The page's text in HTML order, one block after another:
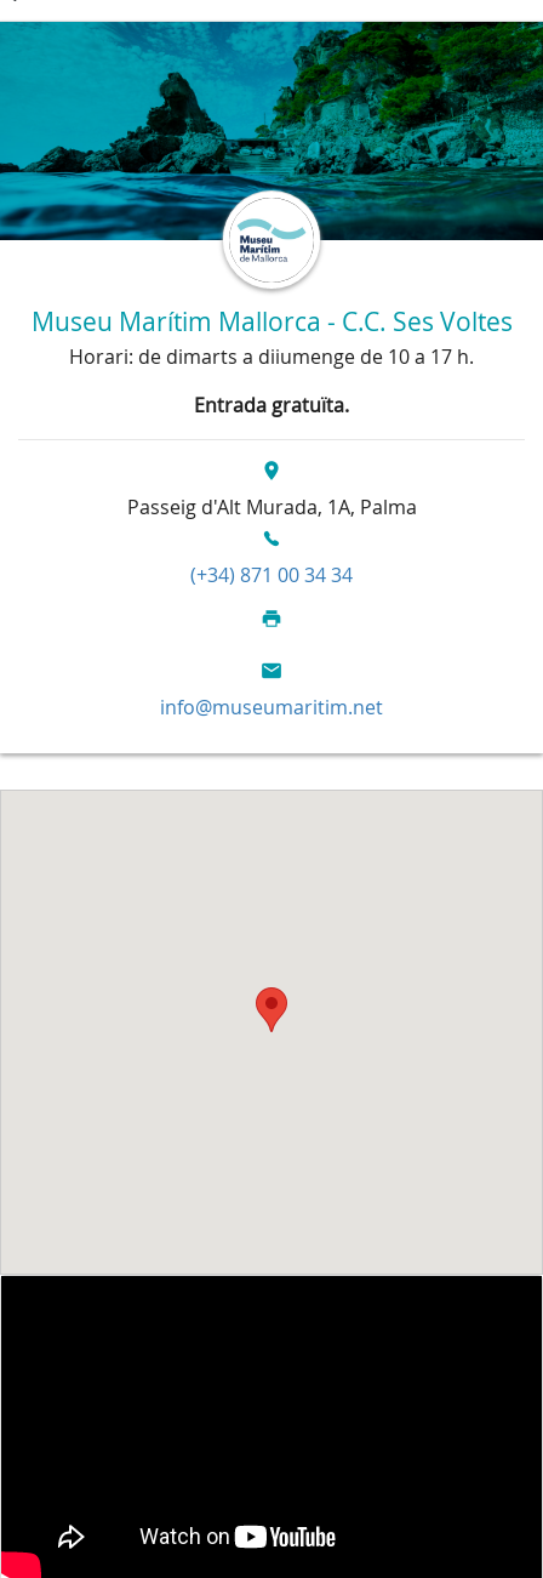
Museu Marítim Mallorca - C.C. Ses Voltes
Horari: de dimarts a diiumenge de 10 a 17 h.
Entrada gratuïta.
Passeig d'Alt Murada, 1A, Palma
(+34) 871 00 34 34
info@museumaritim.net